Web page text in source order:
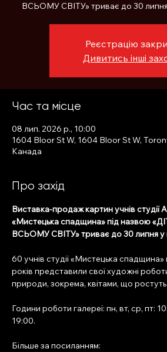
ВСЬОМУ СВІТУ» триває до 30
Реєстрацію
Дивитись інші
Час та місце
08 лип. 2026 р., 10:00
1604 Bloor St W, 1604 Bloor St W,
Канада
Про захід
Виставка-продаж картин учнів студії
«Мистецька спадщина» під назвою
ВСЬОМУ СВІТУ» триває до 30 липня у
60 учнів студії «Мистецька спадщина»
років представили свої художні
природи, зокрема, квітами, що ростуть
Години роботи галереї: пн, вт, ср, пт:
19:00.
Більше за посиланням: